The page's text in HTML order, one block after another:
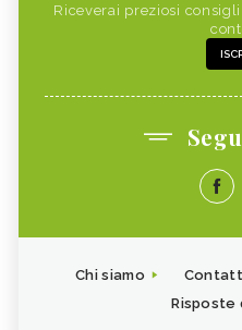
Riceverai preziosi
Chi siamo
Risposte